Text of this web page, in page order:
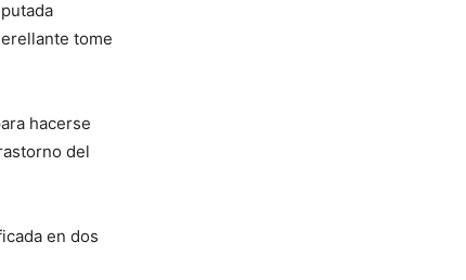
tome
hacerse
del
en dos